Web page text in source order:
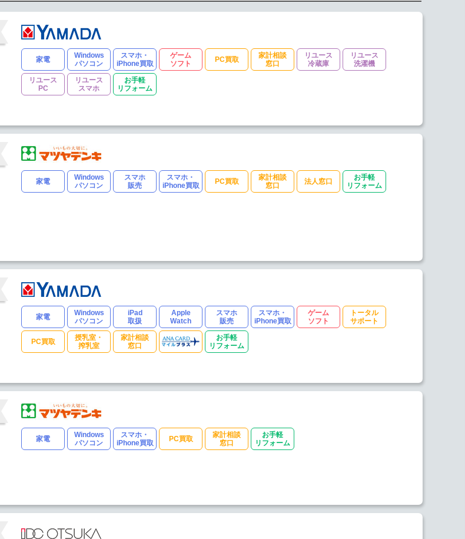
家電
Windows
パソコン
スマホ・
iPhone買取
ゲーム
ソフト
PC買取
家計相談
窓口
リユース
冷蔵庫
リユース
洗濯機
リユース
PC
リユース
スマホ
お手軽
リフォーム
家電
Windows
パソコン
スマホ
販売
スマホ・
iPhone買取
PC買取
家計相談
窓口
法人窓口
お手軽
リフォーム
家電
Windows
パソコン
iPad
取扱
Apple
Watch
スマホ
販売
スマホ・
iPhone買取
ゲーム
ソフト
トータル
サポート
PC買取
授乳室・
搾乳室
家計相談
窓口
お手軽
リフォーム
家電
Windows
パソコン
スマホ・
iPhone買取
PC買取
家計相談
窓口
お手軽
リフォーム